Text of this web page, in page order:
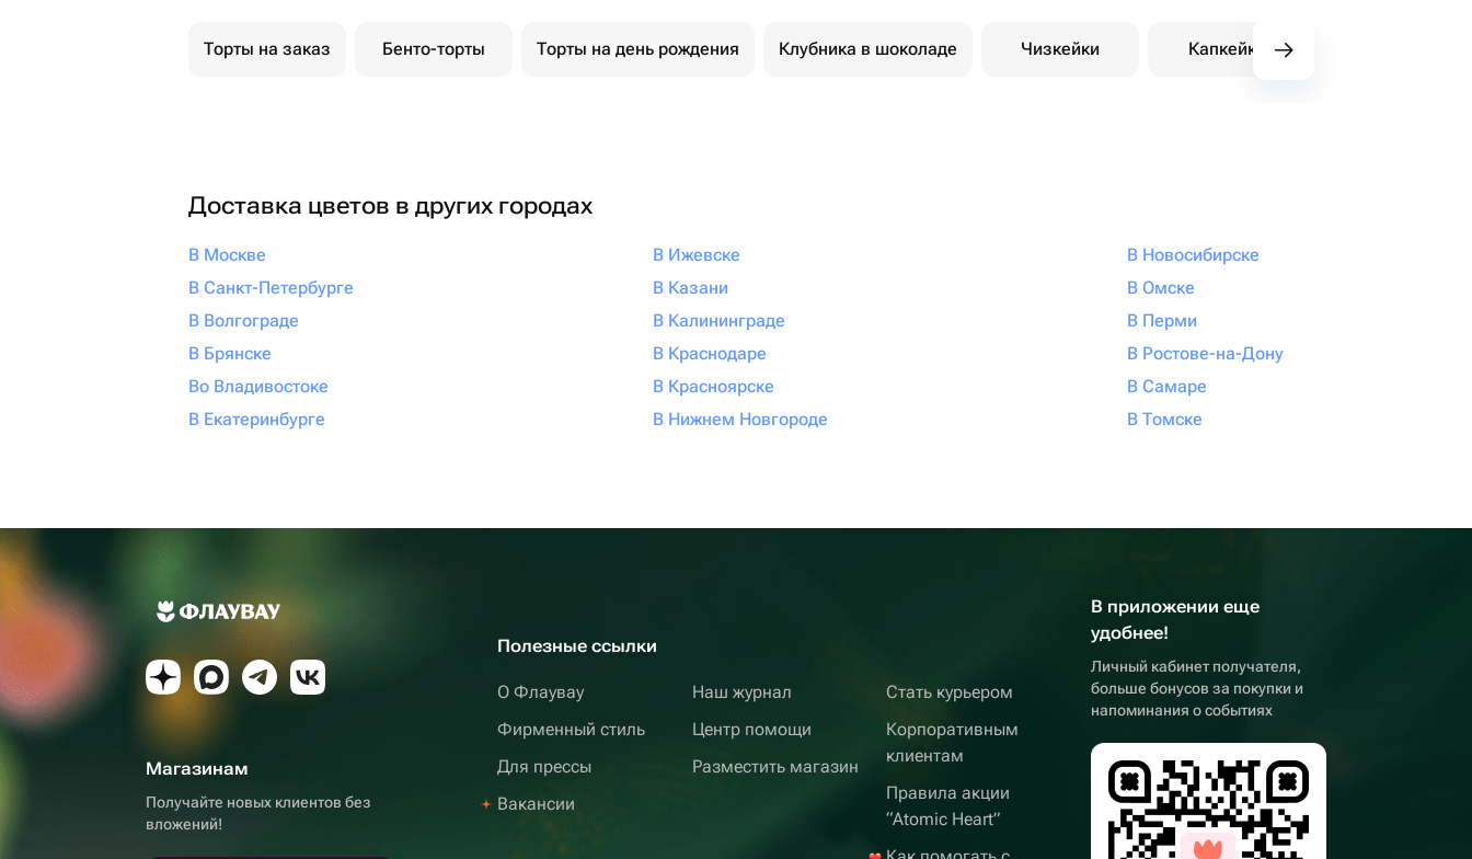
Торты на заказ Бенто-торты Торты на день рождения Клубника в шоколаде Чизкейки Капкейки
Доставка цветов в других городах
В Москве
В Санкт-Петербурге
В Волгограде
В Брянске
Во Владивостоке
В Екатеринбурге
В Ижевске
В Казани
В Калининграде
В Краснодаре
В Красноярске
В Нижнем Новгороде
В Новосибирске
В Омске
В Перми
В Ростове-на-Дону
В Самаре
В Томске
Магазинам
Получайте новых клиентов без
вложений!
Полезные ссылки
О Флаувау
Фирменный стиль
Для прессы
Вакансии
Наш журнал
Центр помощи
Разместить магазин
Стать курьером
Корпоративным
клиентам
Правила акции
“Atomic Heart”
В приложении еще
удобнее!
Личный кабинет получателя,
больше бонусов за покупки и
напоминания о событиях